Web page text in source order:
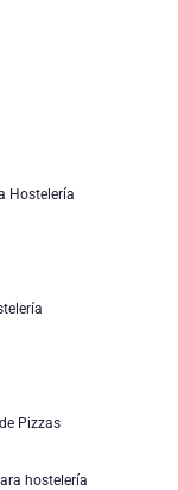
Hostelería
Pizzas
hostelería